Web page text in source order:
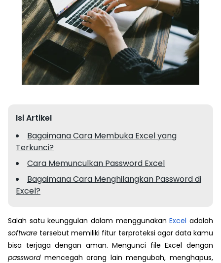
Isi Artikel
Bagaimana Cara Membuka Excel yang
Terkunci?
Cara Memunculkan Password Excel
Bagaimana Cara Menghilangkan Password di
Excel?
Salah satu keunggulan dalam menggunakanExcel adalah
software tersebut memiliki fitur terproteksi agar data kamu
bisa terjaga dengan aman. Mengunci file Excel dengan
passwordmencegah orang lain mengubah, menghapus,